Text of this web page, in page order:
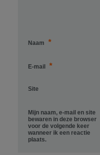
Naam *
E-mail *
Site
Mijn naam, e-mail en site
bewaren in deze browser
voor de volgende keer
wanneer ik een reactie
plaats.